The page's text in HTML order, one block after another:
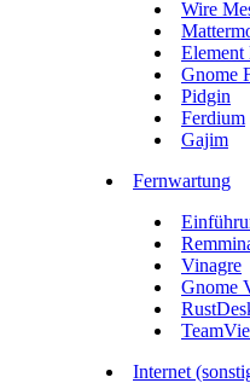
Wire
Element
Gnome
Pidgin
Ferdium
Gajim
Fernwartung
Vinagre
Gnome
Internet